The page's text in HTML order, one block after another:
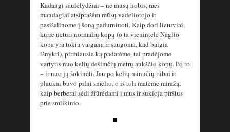
Kadangi saulėlydžiai – ne mūsų hobis, mes
mandagiai atsiprašėm mūsų vadeliotojo ir
pasišalinome į šoną padurniuoti. Kaip dori lietuviai,
kurie neturi normalių kopų (o ta vienintelė Naglio
kopa yra tokia vargana ir saugoma, kad baigia
išnykti), pirmiausia ką padarėme, tai pradėjome
vartytis nuo kelių dešimčių metrų aukščio kopų. Po to
– ir nuo jų šokinėti. Jau po kelių minučių rūbai ir
plaukai buvo pilni smėlio, o iš toli matėme miražą,
kaip berberai sėdi žiūrėdami į mus ir sukioja pirštus
prie smilkinio.